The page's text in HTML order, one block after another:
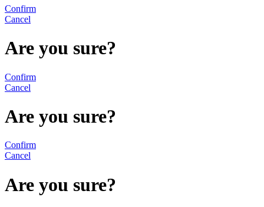
Confirm
Cancel
Are you sure?
Confirm
Cancel
Are you sure?
Confirm
Cancel
Are you sure?